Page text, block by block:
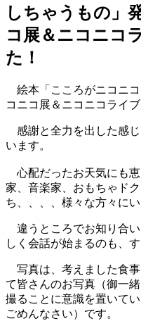
しちゃうもの」
コ展＆ニコニコ
た！
絵本「こころがニコニ
コニコ展＆ニコニコライ
感謝と全力を出した感
います。
心配だったお天気にも
家、音楽家、おもちゃド
ち、、、、様々な方々に
違うところでお知り合
しく会話が始まるのも、
写真は、考えました食
て皆さんのお写真（御一
撮ることに意識を置いて
ごめんなさい）です。